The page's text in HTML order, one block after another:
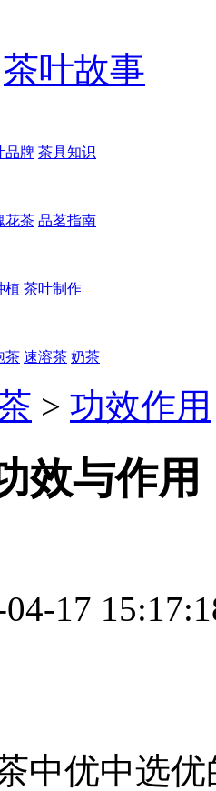
茶叶故事
品牌 茶具知识
花茶 品茗指南
植 茶叶制作
茶 速溶茶 奶茶
> 功效作用
效与作
04-17
中优中选